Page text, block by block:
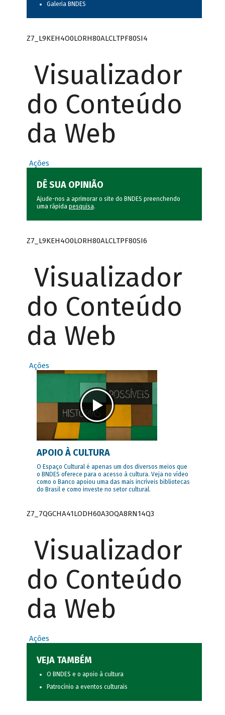
Galeria BNDES
Z7_L9KEH4O0LORH80ALCLTPF80SI4
Visualizador
do Conteúdo
da Web
Ações
DÊ SUA OPINIÃO
Ajude-nos a aprimorar o site do BNDES preenchendo
uma rápida pesquisa.
Z7_L9KEH4O0LORH80ALCLTPF80SI6
Visualizador
do Conteúdo
da Web
Ações
APOIO À CULTURA
O Espaço Cultural é apenas um dos diversos meios que
o BNDES oferece para o acesso à cultura. Veja no vídeo
como o Banco apoiou uma das mais incríveis bibliotecas
do Brasil e como investe no setor cultural.
Z7_7QGCHA41LODH60A3OQA8RN14Q3
Visualizador
do Conteúdo
da Web
Ações
VEJA TAMBÉM
O BNDES e o apoio à cultura
Patrocínio a eventos culturais